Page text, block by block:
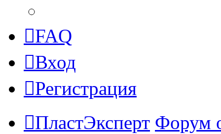
FAQ
Вход
Регистрация
ПластЭксперт Форум